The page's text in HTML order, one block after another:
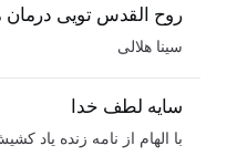
روح القدس تویی
سینا هلالی
سایه لطف خدا
با الهام از نامه زنده یاد